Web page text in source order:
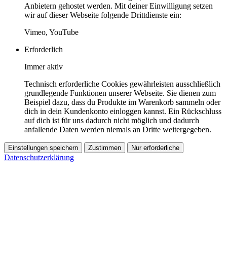
Anbietern gehostet werden. Mit deiner Einwilligung setzen
wir auf dieser Webseite folgende Drittdienste ein:
Vimeo, YouTube
Erforderlich
Immer aktiv
Technisch erforderliche Cookies gewährleisten ausschließlich
grundlegende Funktionen unserer Webseite. Sie dienen zum
Beispiel dazu, dass du Produkte im Warenkorb sammeln oder
dich in dein Kundenkonto einloggen kannst. Ein Rückschluss
auf dich ist für uns dadurch nicht möglich und dadurch
anfallende Daten werden niemals an Dritte weitergegeben.
Einstellungen speichern Zustimmen Nur erforderliche
Datenschutzerklärung